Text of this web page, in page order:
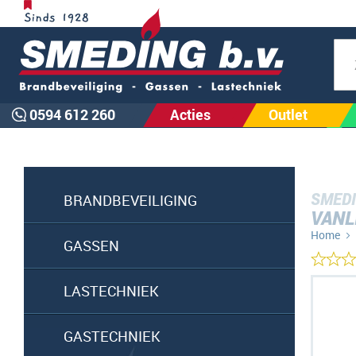
0594 612 260 Acties Outlet
BRANDBEVEILIGING
GASSEN
LASTECHNIEK
GASTECHNIEK
Home
Ga